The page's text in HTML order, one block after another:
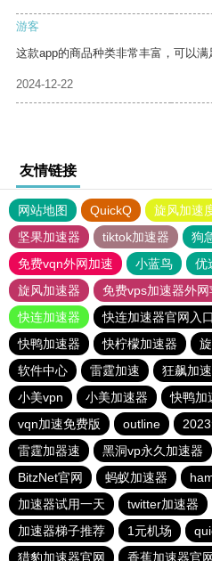
游客
这款app的商品种类非常丰富，可以满
2024-12-22
友情链接
网站地图 QuickQ 旋风加速
坚果加速器
tiktok加速器
狗
免费vqn外网加速
小蓝鸟 优
旋风加速器
免费vps加速器外网
快连加速器
快连加速器官网入口
快鸭加速器
快柠檬加速器
软件中心
雷霆加速 狂飙加
小美vpn
小美加速器
快鸭加
vqn加速免费版
outline
雷霆加器速
黑洞vp永久加速器
BitzNet官网
蚂蚁加速器
加速器试用一天
twitter加速器
加速器梯子推荐
1元机场
猎豹加速器官网
香蕉加速器官